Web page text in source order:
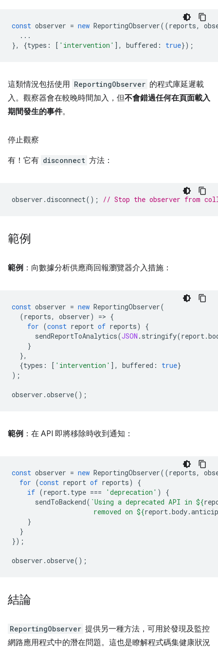
const observer = new ReportingObserver((reports,
...
},
{types : [ 'intervention' ], buffered : true});
這類情況包括使用 ReportingObserver 的程式庫延遲載
入。觀察器會在較晚時間加入，但不會錯過任何在頁面載入
期間發生的事件。
停止觀察
有！它有 disconnect 方法：
observer .disconnect(); // Stop the observer from
範例
範例 ：向數據分析供應商回報瀏覽器介入措施：
const observer = new ReportingObserver(
(reports, observer) => {
for (const report of reports)
{
sendReportToAnalytics(JSON . stringify(report.
}
},
{types : [ 'intervention' ], buffered : true}
);
observer .observe();
範例 ：在 API 即將移除時收到通知：
const observer = new ReportingObserver((reports,
for (const report of reports)
{
if (report. type === 'deprecation' )
{
sendToBackend( `Using a deprecated API in ${
                     removed on
${report.body.
}
}
});
observer .observe();
結論
ReportingObserver 提供另一種方法，可用於發現及監控
網路應用程式中的潛在問題。這也是瞭解程式碼集健康狀況